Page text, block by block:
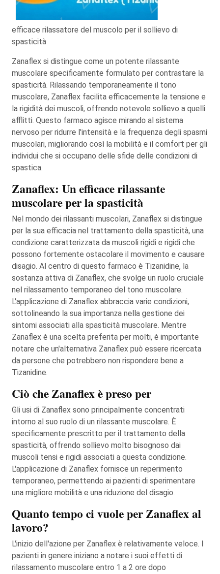
efficace rilassatore del muscolo per il sollievo di
spasticità
Zanaflex si distingue come un potente rilassante
muscolare specificamente formulato per contrastare la
spasticità. Rilassando temporaneamente il tono
muscolare, Zanaflex facilita efficacemente la tensione e
la rigidità dei muscoli, offrendo notevole sollievo a quelli
afflitti. Questo farmaco agisce mirando al sistema
nervoso per ridurre l'intensità e la frequenza degli spasmi
muscolari, migliorando così la mobilità e il comfort per gli
individui che si occupano delle sfide delle condizioni di
spastica.
Zanaflex: Un efficace rilassante
muscolare per la spasticità
Nel mondo dei rilassanti muscolari, Zanaflex si distingue
per la sua efficacia nel trattamento della spasticità, una
condizione caratterizzata da muscoli rigidi e rigidi che
possono fortemente ostacolare il movimento e causare
disagio. Al centro di questo farmaco è Tizanidine, la
sostanza attiva di Zanaflex, che svolge un ruolo cruciale
nel rilassamento temporaneo del tono muscolare.
L'applicazione di Zanaflex abbraccia varie condizioni,
sottolineando la sua importanza nella gestione dei
sintomi associati alla spasticità muscolare. Mentre
Zanaflex è una scelta preferita per molti, è importante
notare che un'alternativa Zanaflex può essere ricercata
da persone che potrebbero non rispondere bene a
Tizanidine.
Ciò che Zanaflex è preso per
Gli usi di Zanaflex sono principalmente concentrati
intorno al suo ruolo di un rilassante muscolare. È
specificamente prescritto per il trattamento della
spasticità, offrendo sollievo molto bisognoso dai
muscoli tensi e rigidi associati a questa condizione.
L'applicazione di Zanaflex fornisce un reperimento
temporaneo, permettendo ai pazienti di sperimentare
una migliore mobilità e una riduzione del disagio.
Quanto tempo ci vuole per Zanaflex al
lavoro?
L'inizio dell'azione per Zanaflex è relativamente veloce. I
pazienti in genere iniziano a notare i suoi effetti di
rilassamento muscolare entro 1 a 2 ore dopo